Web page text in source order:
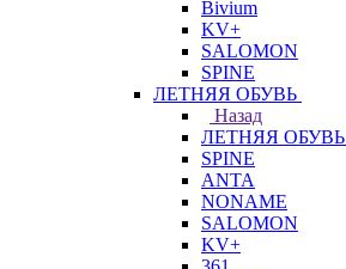
Bivium
KV+
SALOMON
SPINE
ЛЕТНЯЯ ОБУВЬ
Назад
ЛЕТНЯЯ ОБУВЬ
SPINE
ANTA
NONAME
SALOMON
KV+